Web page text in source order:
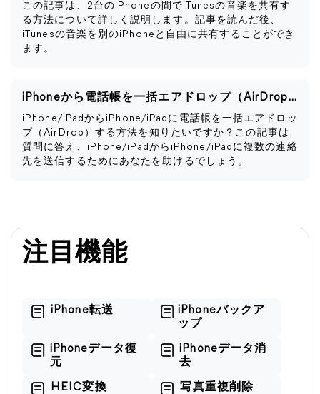
この記事は、2台のiPhoneの間でiTunesの音楽を共有す
る方法について詳しく説明します。記事を読んだ後、
iTunesの音楽を別のiPhoneと自由に共有することができ
ます。
iPhoneから電話帳を一括エアドロップ（AirDrop）する方法
iPhone/iPadからiPhone/iPadに電話帳を一括エアドロッ
プ（AirDrop）する方法を知りたいですか？この記事は
質問に答え、iPhone/iPadからiPhone/iPadに複数の連絡
先を送信するためにあなたを助けるでしょう。
注目機能
iPhone転送
iPhoneバックア
ップ
iPhoneデータ復
元
iPhoneデータ消
去
HEIC変換 写真重複削除